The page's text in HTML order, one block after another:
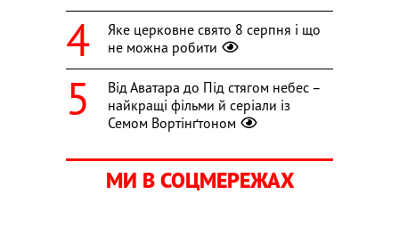
Яке церковне свято 8 серпня і що
не можна робити
Від Аватара до Під стягом небес –
найкращі фільми й серіали із
Семом Вортінґтоном
МИ В СОЦМЕРЕЖАХ